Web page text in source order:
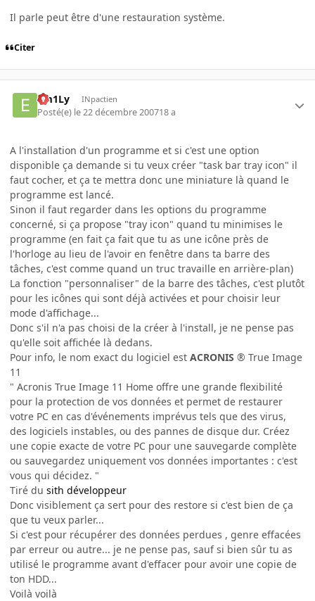
Il parle peut être d'une restauration système.
Citer
Em1Ly INpactien
Posté(e) le 22 décembre 200718 a
A l'installation d'un programme et si c'est une option
disponible ça demande si tu veux créer "task bar tray icon" il
faut cocher, et ça te mettra donc une miniature là quand le
programme est lancé.
Sinon il faut regarder dans les options du programme
concerné, si ça propose "tray icon" quand tu minimises le
programme (en fait ça fait que tu as une icône près de
l'horloge au lieu de l'avoir en fenêtre dans ta barre des
tâches, c'est comme quand un truc travaille en arrière-plan)
La fonction "personnaliser" de la barre des tâches, c'est plutôt
pour les icônes qui sont déjà activées et pour choisir leur
mode d'affichage...
Donc s'il n'a pas choisi de la créer à l'install, je ne pense pas
qu'elle soit affichée là dedans.
Pour info, le nom exact du logiciel est ACRONIS ® True Image
11
" Acronis True Image 11 Home offre une grande flexibilité
pour la protection de vos données et permet de restaurer
votre PC en cas d'événements imprévus tels que des virus,
des logiciels instables, ou des pannes de disque dur. Créez
une copie exacte de votre PC pour une sauvegarde complète
ou sauvegardez uniquement vos données importantes : c'est
vous qui décidez. "
Tiré du sith développeur
Donc visiblement ça sert pour des restore si c'est bien de ça
que tu veux parler...
Si c'est pour récupérer des données perdues , genre effacées
par erreur ou autre... je ne pense pas, sauf si bien sûr tu as
utilisé le programme avant d'effacer pour avoir une copie de
ton HDD...
Voilà voilà